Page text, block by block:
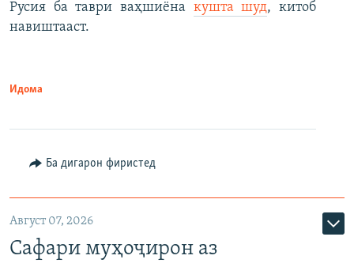
Русия ба таври ваҳшиёна кушта шуд, китоб
навиштааст.
Идома
Ба дигарон фиристед
Август 07, 2026
Сафари муҳоҷирон аз